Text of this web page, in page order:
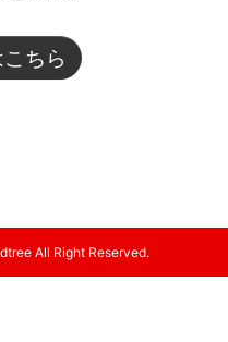
ちら
All Right Reserved.